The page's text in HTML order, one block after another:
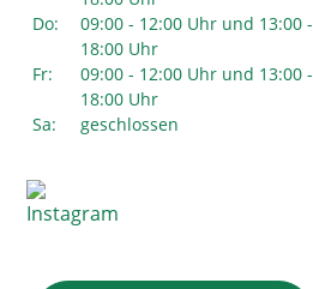
Do:
09:00 - 12:00 Uhr und 13:00 -
18:00 Uhr
Fr:
09:00 - 12:00 Uhr und 13:00 -
18:00 Uhr
Sa:
geschlossen